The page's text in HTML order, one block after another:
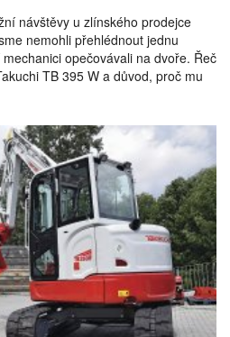
návštěvy u zlínského prodejce
nemohli přehlédnout jednu
opečovávali na dvoře. Řeč
TB 395 W a důvod, proč mu